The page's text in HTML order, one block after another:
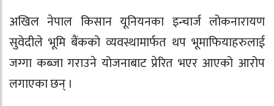
अखिल नेपाल किसान यूनियनका इन्चार्ज लोकनारायण
सुवेदीले भूमि बैंकको व्यवस्थामार्फत थप भूमाफियाहरुलाई
जग्गा कब्जा गराउने योजनाबाट प्रेरित भएर आएको आरोप
लगाएका छन् ।